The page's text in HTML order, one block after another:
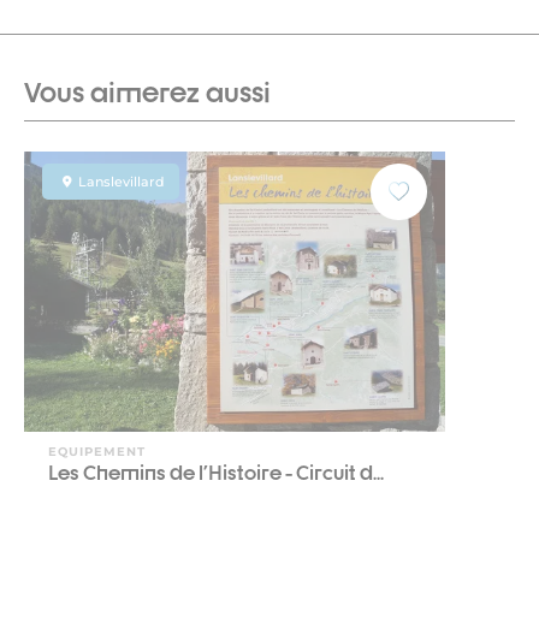
Vous aimerez aussi
Lanslevillard
EQUIPEMENT
Les Chemins de l'Histoire - Circuit d...